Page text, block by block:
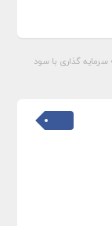
سرمایه گذاری با سود